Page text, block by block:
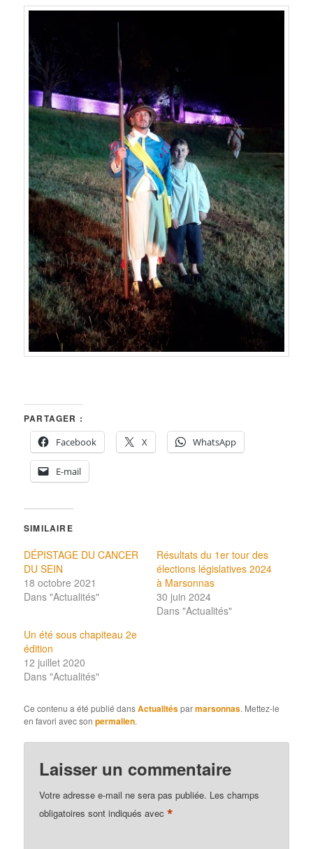
PARTAGER :
Facebook
X WhatsApp
E-mail
SIMILAIRE
DÉPISTAGE DU CANCER
DU SEIN
18 octobre 2021
Dans "Actualités"
Résultats du 1er tour des
élections législatives 2024
à Marsonnas
30 juin 2024
Dans "Actualités"
Un été sous chapiteau 2e
édition
12 juillet 2020
Dans "Actualités"
Ce contenu a été publié dansActualitésparmarsonnas. Mettez-le
en favori avec sonpermalien.
Laisser un commentaire
Votre adresse e-mail ne sera pas publiée. Les champs
obligatoires sont indiqués avec*